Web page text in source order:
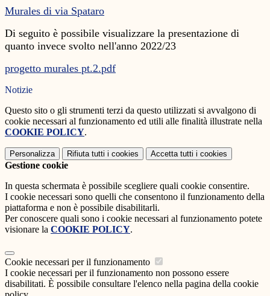
Murales di via Spataro
Di seguito è possibile visualizzare la presentazione di
quanto invece svolto nell'anno 2022/23
progetto murales pt.2.pdf
Notizie
Questo sito o gli strumenti terzi da questo utilizzati si avvalgono di
cookie necessari al funzionamento ed utili alle finalità illustrate nella
COOKIE POLICY.
Personalizza Rifiuta tutti i cookies Accetta tutti i cookies
Gestione cookie
In questa schermata è possibile scegliere quali cookie consentire.
I cookie necessari sono quelli che consentono il funzionamento della
piattaforma e non è possibile disabilitarli.
Per conoscere quali sono i cookie necessari al funzionamento potete
visionare la COOKIE POLICY.
Cookie necessari per il funzionamento
I cookie necessari per il funzionamento non possono essere
disabilitati. È possibile consultare l'elenco nella pagina della cookie